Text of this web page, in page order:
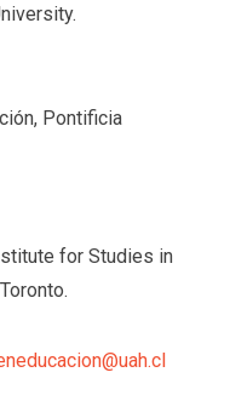
Pontificia
for Studies in